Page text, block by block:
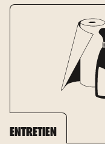
ENTRETIEN